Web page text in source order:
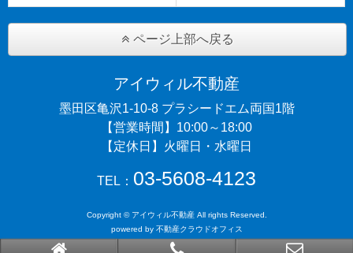
ページ上部へ戻る
アイウィル不動産
墨田区亀沢1-10-8 プラシードエム両国1階
【営業時間】10:00～18:00
【定休日】火曜日・水曜日
TEL： 03-5608-4123
Copyright © アイウィル不動産 All rights Reserved.
powered by 不動産クラウドオフィス